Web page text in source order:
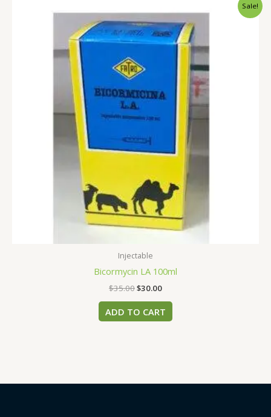
Sale!
Injectable
Bicormycin LA 100ml
$35.00
price
was:
$35.00.
$30.00
price
is:
$30.00.
ADD TO CART